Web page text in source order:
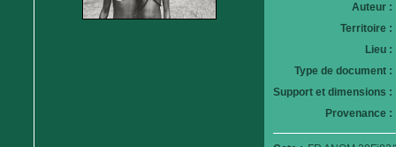
Auteur :
Territoire :
Lieu :
Type de document :
Support et dimensions :
Provenance :